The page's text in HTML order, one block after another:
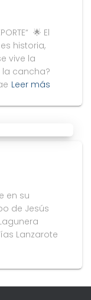
🌟 El
historia,
vive la
cancha?
Leer más
en su
de Jesús
Lanzarote